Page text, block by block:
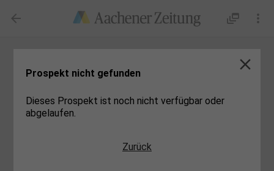
 dynamic_feed 
close
Prospekt nicht gefunden
Dieses Prospekt ist noch nicht verfügbar oder
abgelaufen.
Zurück